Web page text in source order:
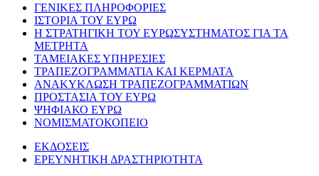
ΓΕΝΙΚΕΣ ΠΛΗΡΟΦΟΡΙΕΣ
ΙΣΤΟΡΙΑ ΤΟΥ ΕΥΡΩ
Η ΣΤΡΑΤΗΓΙΚΗ ΤΟΥ ΕΥΡΩΣΥΣΤΗΜΑΤΟΣ ΓΙΑ ΤΑ
ΜΕΤΡΗΤΑ
ΤΑΜΕΙΑΚΕΣ ΥΠΗΡΕΣΙΕΣ
ΤΡΑΠΕΖΟΓΡΑΜΜΑΤΙΑ ΚΑΙ ΚΕΡΜΑΤΑ
ΑΝΑΚΥΚΛΩΣΗ ΤΡΑΠΕΖΟΓΡΑΜΜΑΤΙΩΝ
ΠΡΟΣΤΑΣΙΑ ΤΟΥ ΕΥΡΩ
ΨΗΦΙΑΚΟ ΕΥΡΩ
ΝΟΜΙΣΜΑΤΟΚΟΠΕΙΟ
ΕΚΔΟΣΕΙΣ
ΕΡΕΥΝΗΤΙΚΗ ΔΡΑΣΤΗΡΙΟΤΗΤΑ